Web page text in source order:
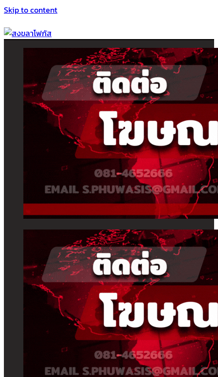
Skip to content
สงขลาโฟกัส
ติดตามข่าวสาร ภาคใต้ หาดใหญ่และสงขลา จากสำนักข่าวโฟกัส